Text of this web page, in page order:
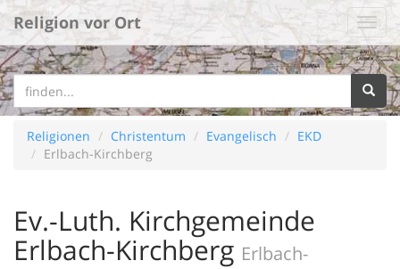
Religion vor Ort
Religionen Christentum Evangelisch
EKD
Erlbach-Kirchberg
Ev.-Luth. Kirchgemeinde
Erlbach-Kirchberg Erlbach-